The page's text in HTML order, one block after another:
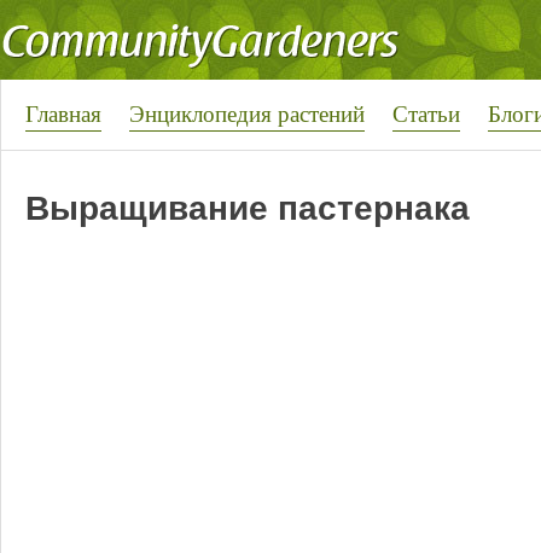
Главная Энциклопедия растений Статьи
Выращивание пастернака